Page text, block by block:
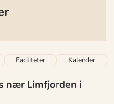
Faciliteter Kalender
nær Limfjorden i